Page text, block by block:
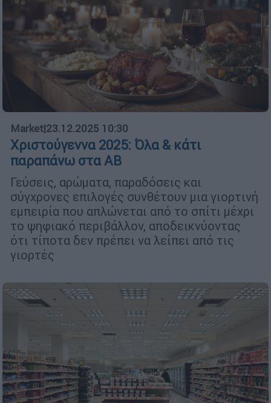
Market|23.12.2025 10:30
Χριστούγεννα 2025: Όλα & κάτι
παραπάνω στα ΑΒ
Γεύσεις, αρώματα, παραδόσεις και
σύγχρονες επιλογές συνθέτουν μια γιορτινή
εμπειρία που απλώνεται από το σπίτι μέχρι
το ψηφιακό περιβάλλον, αποδεικνύοντας
ότι τίποτα δεν πρέπει να λείπει από τις
γιορτές